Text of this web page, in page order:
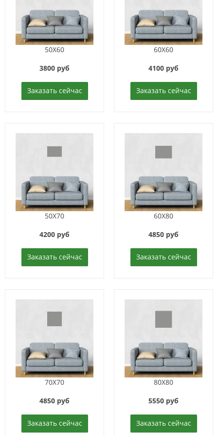
50X60
3800 руб
Заказать сейчас
60X60
4100 руб
Заказать сейчас
50X70
4200 руб
Заказать сейчас
60X80
4850 руб
Заказать сейчас
70X70
4850 руб
Заказать сейчас
80X80
5550 руб
Заказать сейчас